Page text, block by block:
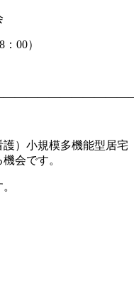
00）
）小規模多機能型居宅
会です。